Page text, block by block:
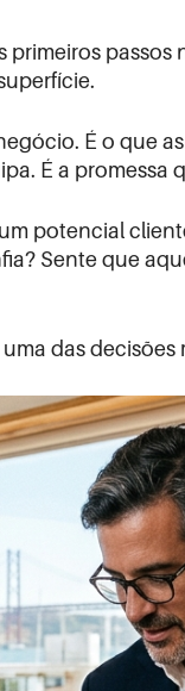
É o que
É a
potencial
Sente que
das